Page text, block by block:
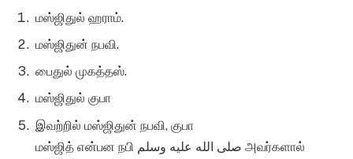
மஸ்ஜிதுல் ஹராம்.
மஸ்ஜிதுன் நபவி.
பைதுல் முகத்தஸ்.
மஸ்ஜிதுல் குபா
இவற்றில் மஸ்ஜிதுன் நபவி, குபா
மஸ்ஜித் என்பன நபி صلى الله عليه وسلم அவர்களால்